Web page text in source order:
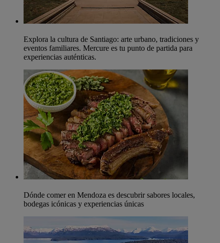
Explora la cultura de Santiago: arte urbano, tradiciones y
eventos familiares. Mercure es tu punto de partida para
experiencias auténticas.
Dónde comer en Mendoza es descubrir sabores locales,
bodegas icónicas y experiencias únicas